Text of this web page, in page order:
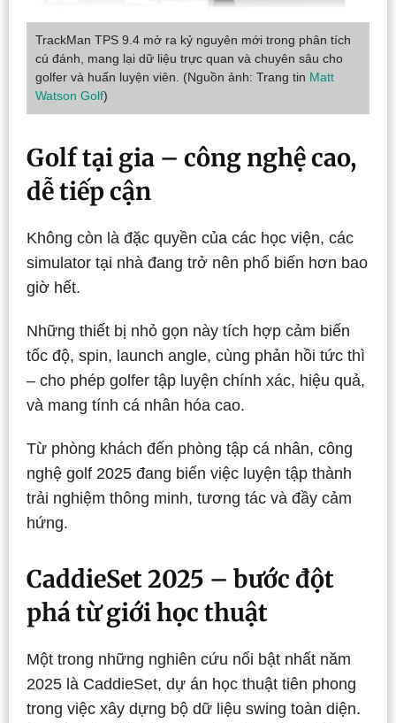
TrackMan TPS 9.4 mở ra kỷ nguyên mới trong phân tích
cú đánh, mang lại dữ liệu trực quan và chuyên sâu cho
golfer và huấn luyện viên. (Nguồn ảnh: Trang tin Matt
Watson Golf)
Golf tại gia – công nghệ cao,
dễ tiếp cận
Không còn là đặc quyền của các học viện, các
simulator tại nhà đang trở nên phổ biến hơn bao
giờ hết.
Những thiết bị nhỏ gọn này tích hợp cảm biến
tốc độ, spin, launch angle, cùng phản hồi tức thì
– cho phép golfer tập luyện chính xác, hiệu quả,
và mang tính cá nhân hóa cao.
Từ phòng khách đến phòng tập cá nhân, công
nghệ golf 2025 đang biến việc luyện tập thành
trải nghiệm thông minh, tương tác và đầy cảm
hứng.
CaddieSet 2025 – bước đột
phá từ giới học thuật
Một trong những nghiên cứu nổi bật nhất năm
2025 là CaddieSet, dự án học thuật tiên phong
trong việc xây dựng bộ dữ liệu swing toàn diện.